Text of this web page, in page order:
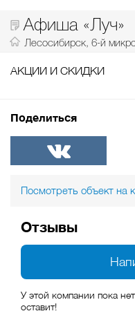
Афиша «Луч»
Лесосибирск, 6-й
АКЦИИ И СКИДКИ
Поделиться
Посмотреть объект на
Отзывы
У этой компании пока
оставит!